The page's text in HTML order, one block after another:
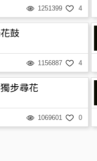
1251399 4
鼓
1156887 4
步尋花
1069601 0